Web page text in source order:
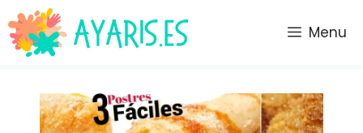
Saltar
al
contenido
Menu